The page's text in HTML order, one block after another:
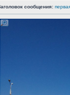
сообщения: